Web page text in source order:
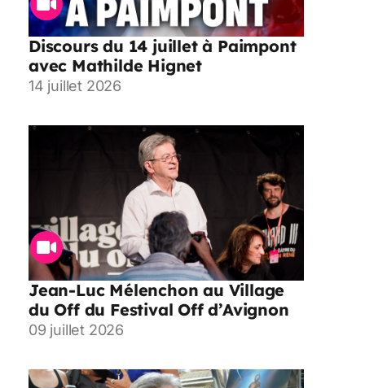
Discours du 14 juillet à Paimpont
avec Mathilde Hignet
14 juillet 2026
Jean-Luc Mélenchon au Village
du Off du Festival Off d’Avignon
09 juillet 2026